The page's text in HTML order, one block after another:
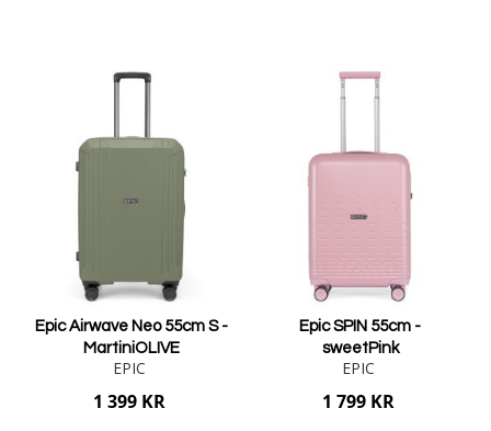
Epic Airwave Neo 55cm S -
MartiniOLIVE
EPIC
1 399 KR
Epic SPIN 55cm -
sweetPink
EPIC
1 799 KR